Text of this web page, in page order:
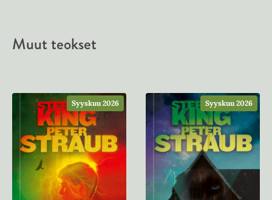
Muut teokset
Syyskuu 2026 Syyskuu 2026